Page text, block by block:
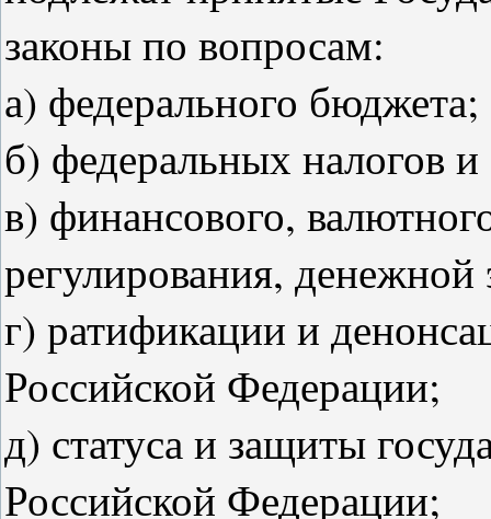
законы по вопросам:
а) федерального бюджета;
б) федеральных налогов
в) финансового,
регулирования,
г) ратификации и
Российской Федерации;
д) статуса и защиты
Российской Федерации;